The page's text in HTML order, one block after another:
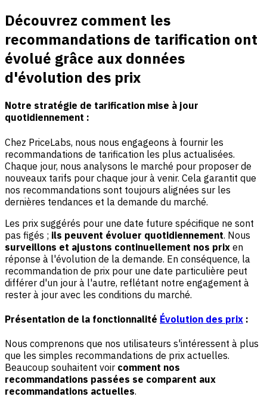
Découvrez comment les
recommandations de tarification ont
évolué grâce aux données
d'évolution des prix
Notre stratégie de tarification mise à jour
quotidiennement :
Chez PriceLabs, nous nous engageons à fournir les
recommandations de tarification les plus actualisées.
Chaque jour, nous analysons le marché pour proposer de
nouveaux tarifs pour chaque jour à venir. Cela garantit que
nos recommandations sont toujours alignées sur les
dernières tendances et la demande du marché.
Les prix suggérés pour une date future spécifique ne sont
pas figés ; ils peuvent évoluer quotidiennement. Nous
surveillons et ajustons continuellement nos prix en
réponse à l'évolution de la demande. En conséquence, la
recommandation de prix pour une date particulière peut
différer d'un jour à l'autre, reflétant notre engagement à
rester à jour avec les conditions du marché.
Présentation de la fonctionnalité Évolution des prix :
Nous comprenons que nos utilisateurs s'intéressent à plus
que les simples recommandations de prix actuelles.
Beaucoup souhaitent voir comment nos
recommandations passées se comparent aux
recommandations actuelles.